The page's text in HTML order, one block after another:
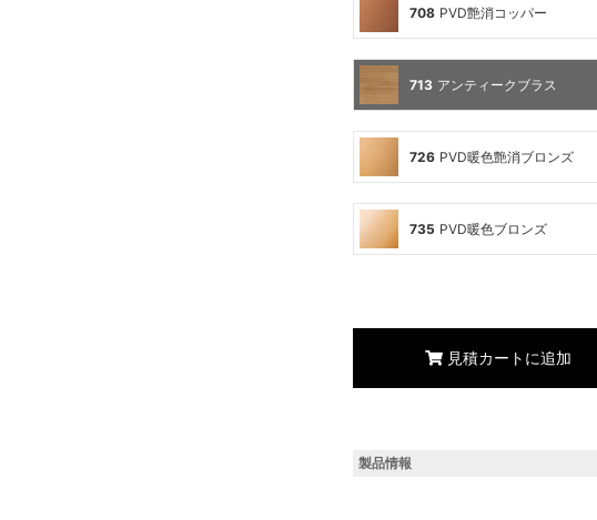
708 PVD艶消コッパー
713 アンティークブラス
726 PVD暖色艶消ブロンズ
735 PVD暖色ブロンズ
見積カートに追加
製品情報